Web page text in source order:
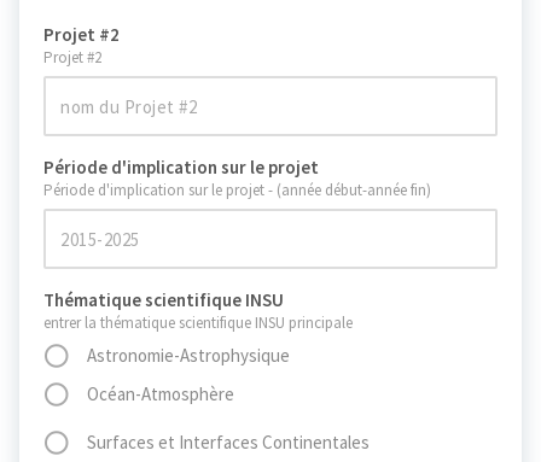
Projet #2
Projet #2
Période d'implication sur le projet
Période d'implication sur le projet - (année début-année fin)
Thématique scientifique INSU
entrer la thématique scientifique INSU principale
Astronomie-Astrophysique
Océan-Atmosphère
Surfaces et Interfaces Continentales